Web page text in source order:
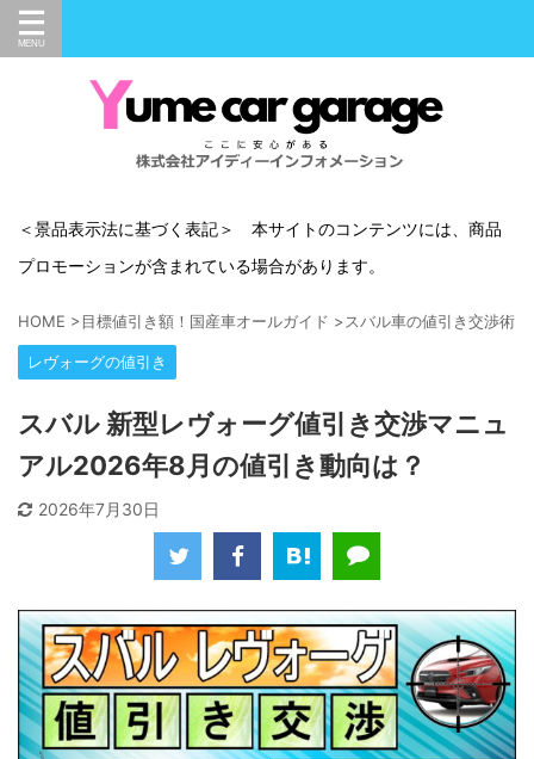
＜景品表示法に基づく表記＞ 本サイトのコンテンツには、商品
プロモーションが含まれている場合があります。
HOME >目標値引き額！国産車オールガイド >スバル車の値引き交渉術
レヴォーグの値引き
スバル 新型レヴォーグ値引き交渉マニュ
アル2026年8月の値引き動向は？
2026年7月30日